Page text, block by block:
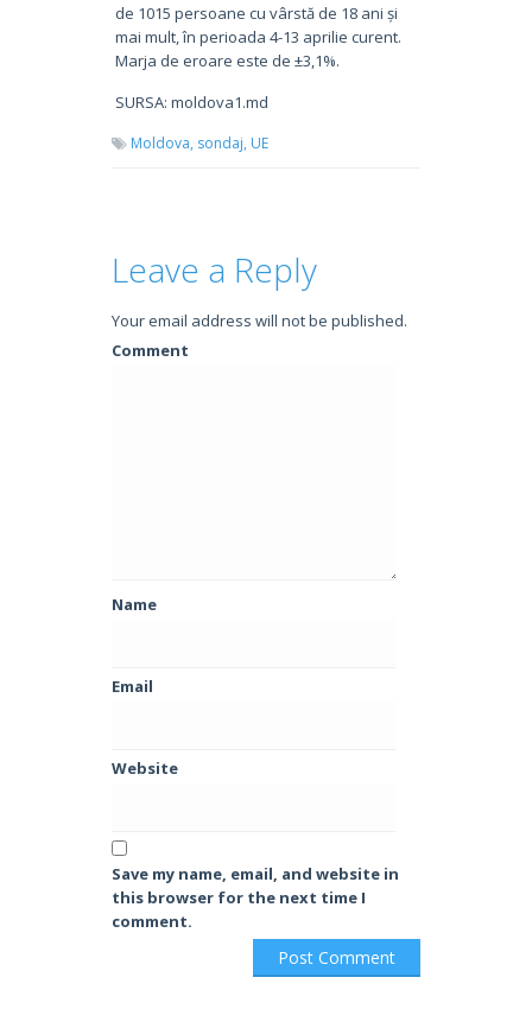
de 1015 persoane cu vârstă de 18 ani și
mai mult, în perioada 4-13 aprilie curent.
Marja de eroare este de ±3,1%.
SURSA: moldova1.md
Moldova, sondaj, UE
Leave a Reply
Your email address will not be published.
Comment
Name
Email
Website
Save my name, email, and website in
this browser for the next time I
comment.